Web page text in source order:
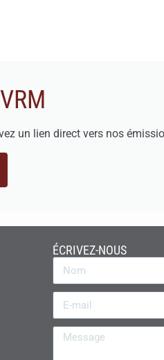
un lien direct vers nos
ÉCRIVEZ-NOUS